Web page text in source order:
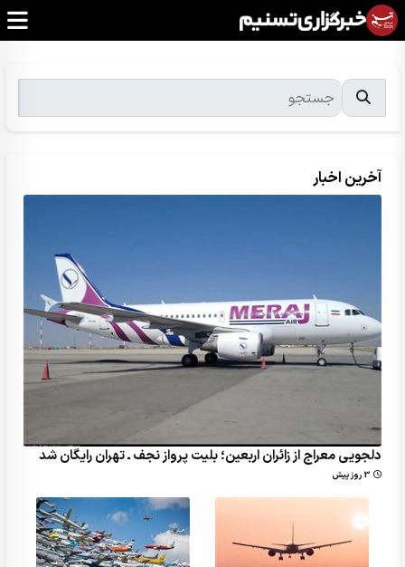
آخرین اخبار
دلجویی معراج از زائران اربعین؛ بلیت پرواز نجف ـ تهران رایگان شد
3 روز پیش